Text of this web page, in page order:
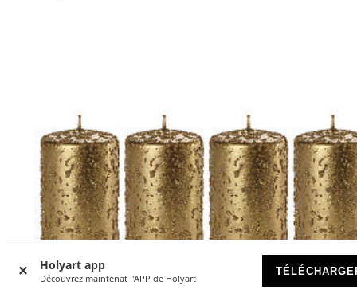
Holyart app
Découvrez maintenat l'APP de Holyart